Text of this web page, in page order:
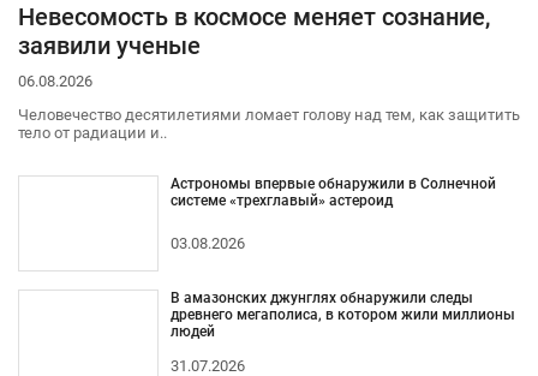
Невесомость в космосе меняет сознание,
заявили ученые
06.08.2026
Человечество десятилетиями ломает голову над тем, как защитить
тело от радиации и..
Астрономы впервые обнаружили в Солнечной
системе «трехглавый» астероид
03.08.2026
В амазонских джунглях обнаружили следы
древнего мегаполиса, в котором жили миллионы
людей
31.07.2026